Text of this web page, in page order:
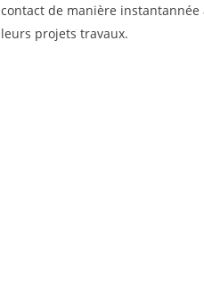
contact de manière
leurs projets travaux.